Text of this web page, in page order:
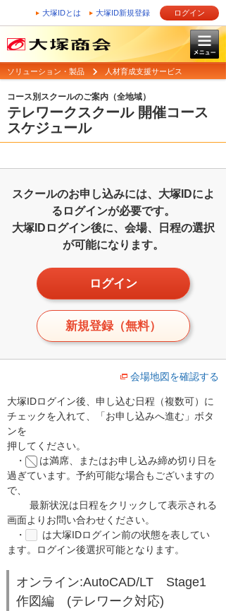
大塚IDとは 大塚ID新規登録 ログイン
ソリューション・製品 人材育成支援サービス
コース別スクールのご案内（全地域）
テレワークスクール 開催コース
スケジュール
スクールのお申し込みには、大塚IDによ
るログインが必要です。
大塚IDログイン後に、会場、日程の選択
が可能になります。
ログイン
新規登録（無料）
会場地図を確認する
大塚IDログイン後、申し込む日程（複数可）に
チェックを入れて、「お申し込みへ進む」ボタ
ンを
押してください。
・
は満席、またはお申し込み締め切り日を
過ぎています。予約可能な場合もございますの
で、
最新状況は日程をクリックして表示される
画面よりお問い合わせください。
・
は大塚IDログイン前の状態を表してい
ます。ログイン後選択可能となります。
オンライン:AutoCAD/LT Stage1
作図編 (テレワーク対応)